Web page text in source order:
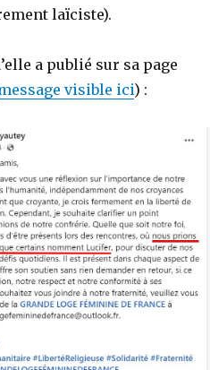
laïciste).
a publié sur sa page
visible ici) :